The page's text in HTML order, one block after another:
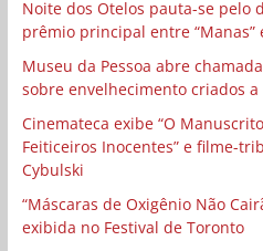
Noite dos Otelos pauta-se pelo
prêmio principal entre “Manas”
Museu da Pessoa abre
sobre envelhecimento criados
Cinemateca exibe “O
Feiticeiros Inocentes” e filme-
Cybulski
“Máscaras de Oxigênio Não
exibida no Festival de Toronto